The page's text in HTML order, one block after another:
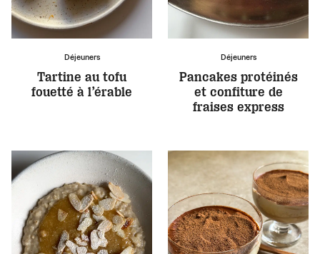
Déjeuners
Tartine au tofu
fouetté à l’érable
Déjeuners
Pancakes protéinés
et confiture de
fraises express